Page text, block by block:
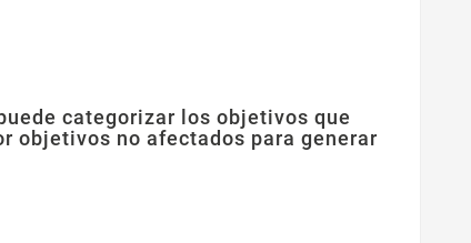
categorizar los objetivos que
objetivos no afectados para generar